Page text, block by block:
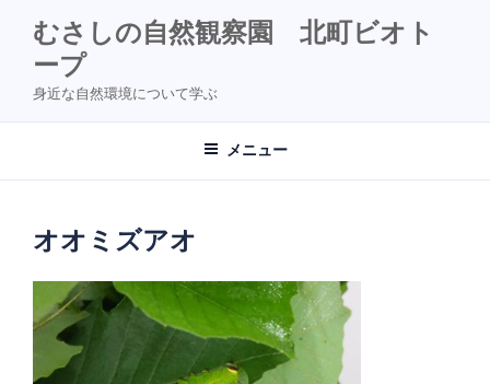
むさしの自然観察園 北町ビオト
ープ
身近な自然環境について学ぶ
メニュー
オオミズアオ